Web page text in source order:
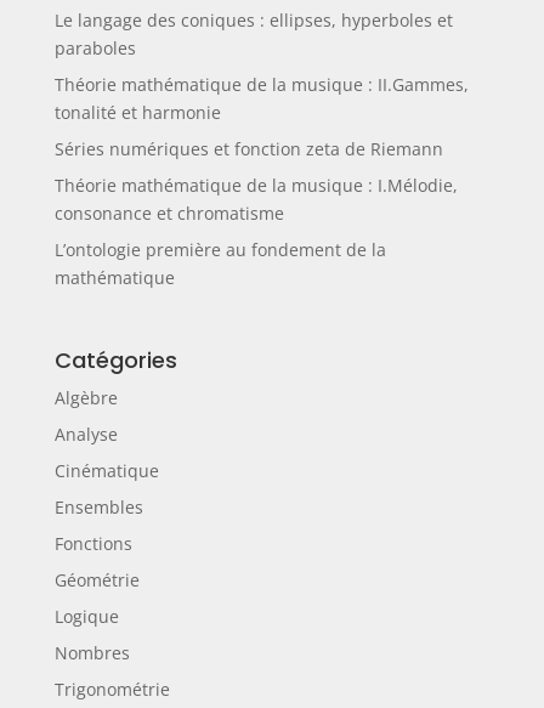
Le langage des coniques : ellipses, hyperboles et
paraboles
Théorie mathématique de la musique : II.Gammes,
tonalité et harmonie
Séries numériques et fonction zeta de Riemann
Théorie mathématique de la musique : I.Mélodie,
consonance et chromatisme
L’ontologie première au fondement de la
mathématique
Catégories
Algèbre
Analyse
Cinématique
Ensembles
Fonctions
Géométrie
Logique
Nombres
Trigonométrie